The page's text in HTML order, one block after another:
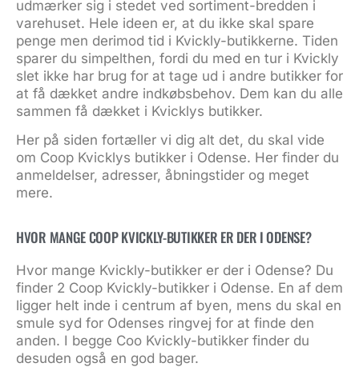
udmærker sig i stedet ved sortiment-bredden i
varehuset. Hele ideen er, at du ikke skal spare
penge men derimod tid i Kvickly-butikkerne. Tiden
sparer du simpelthen, fordi du med en tur i Kvickly
slet ikke har brug for at tage ud i andre butikker for
at få dækket andre indkøbsbehov. Dem kan du alle
sammen få dækket i Kvicklys butikker.
Her på siden fortæller vi dig alt det, du skal vide
om Coop Kvicklys butikker i Odense. Her finder du
anmeldelser, adresser, åbningstider og meget
mere.
HVOR MANGE COOP KVICKLY-BUTIKKER ER DER I ODENSE?
Hvor mange Kvickly-butikker er der i Odense? Du
finder 2 Coop Kvickly-butikker i Odense. En af dem
ligger helt inde i centrum af byen, mens du skal en
smule syd for Odenses ringvej for at finde den
anden. I begge Coo Kvickly-butikker finder du
desuden også en god bager.